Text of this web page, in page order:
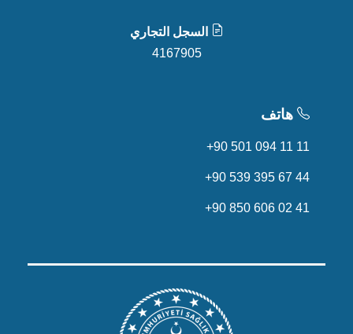
السجل التجاري
4167905
هاتف
+90 501 094 11 11
+90 539 395 67 44
+90 850 606 02 41